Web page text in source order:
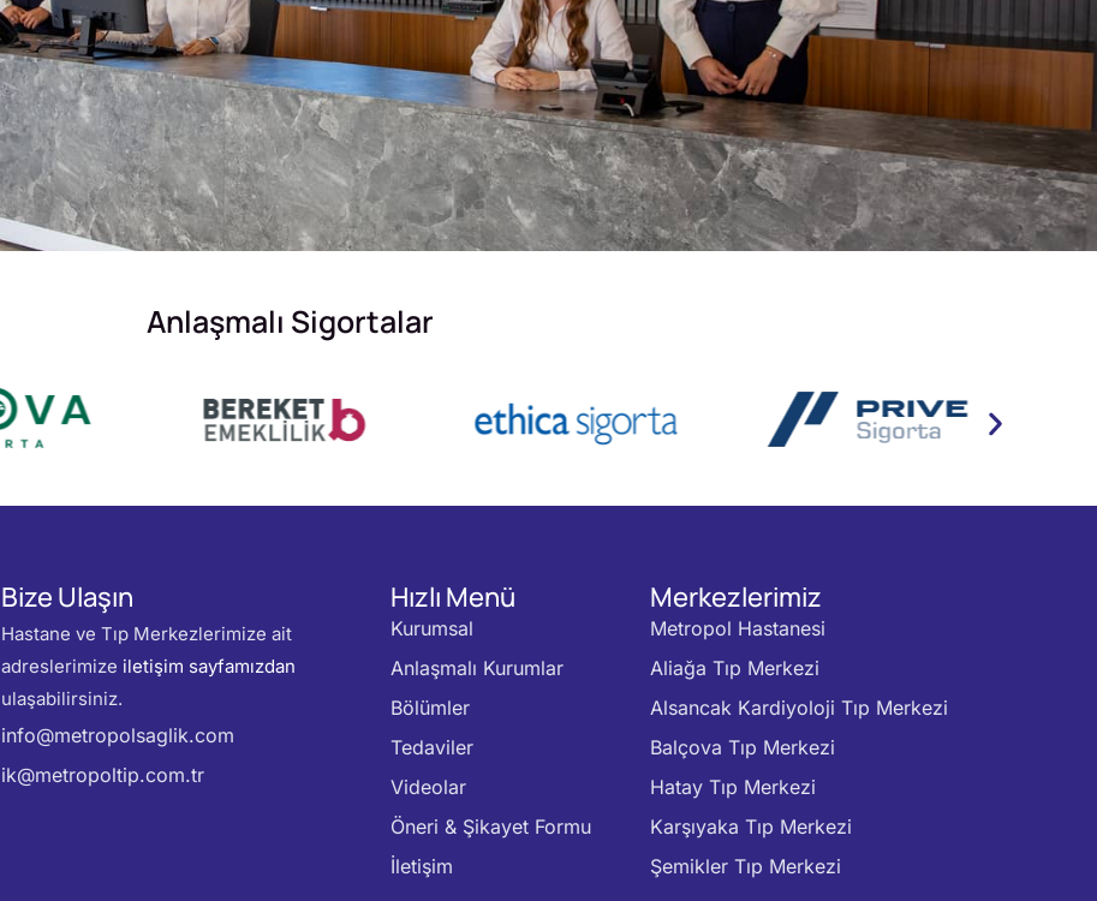
Anlaşmalı Sigortalar
Bize Ulaşın
Hastane ve Tıp Merkezlerimize ait
adreslerimize iletişim sayfamızdan
ulaşabilirsiniz.
info@metropolsaglik.com
ik@metropoltip.com.tr
Hızlı Menü
Kurumsal
Anlaşmalı Kurumlar
Bölümler
Tedaviler
Videolar
Öneri & Şikayet Formu
İletişim
Merkezlerimiz
Metropol Hastanesi
Aliağa Tıp Merkezi
Alsancak Kardiyoloji Tıp Merkezi
Balçova Tıp Merkezi
Hatay Tıp Merkezi
Karşıyaka Tıp Merkezi
Şemikler Tıp Merkezi